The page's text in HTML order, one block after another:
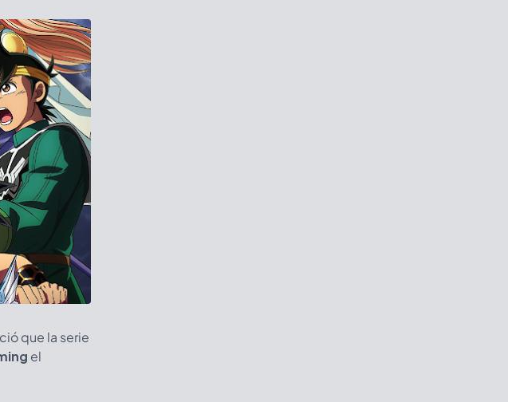
que la serie
el